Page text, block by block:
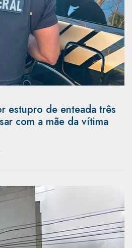
estupro de enteada três
com a mãe da vítima